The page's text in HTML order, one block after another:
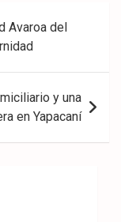
Avaroa del
y una
en Yapacaní